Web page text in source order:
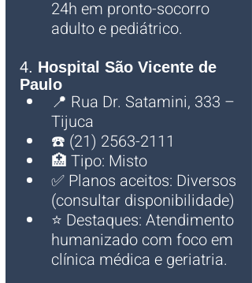
24h em pronto-socorro
adulto e pediátrico.
4. Hospital São Vicente de
Paulo
📍 Rua Dr. Satamini, 333 –
Tijuca
☎️ (21) 2563-2111
🏥 Tipo: Misto
✅ Planos aceitos: Diversos
(consultar disponibilidade)
⭐ Destaques: Atendimento
humanizado com foco em
clínica médica e geriatria.